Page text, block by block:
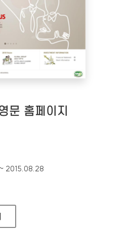
문 홈페이지
2015.08.28
홈페이지